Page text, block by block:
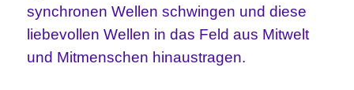
synchronen Wellen schwingen und diese
liebevollen Wellen in das Feld aus Mitwelt
und Mitmenschen hinaustragen.